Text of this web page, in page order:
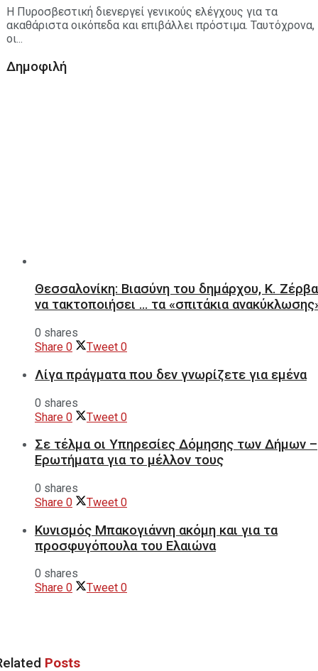
Η Πυροσβεστική διενεργεί γενικούς ελέγχους για τα
ακαθάριστα οικόπεδα και επιβάλλει πρόστιμα. Ταυτόχρονα,
οι...
Δημοφιλή
Θεσσαλονίκη: Βιασύνη του δημάρχου, Κ. Ζέρβα
να τακτοποιήσει … τα «σπιτάκια
0 shares
Share 0 Tweet 0
Λίγα πράγματα που δεν γνωρίζετε για εμένα
0 shares
Share 0 Tweet 0
Σε τέλμα οι Υπηρεσίες Δόμησης των Δήμων –
Ερωτήματα για το μέλλον τους
0 shares
Share 0 Tweet 0
Κυνισμός Μπακογιάννη ακόμη και για τα
προσφυγόπουλα του Ελαιώνα
0 shares
Share 0 Tweet 0
Posts